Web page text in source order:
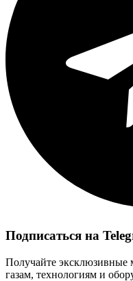
Подписаться на
Получайте
газам, технологиям и